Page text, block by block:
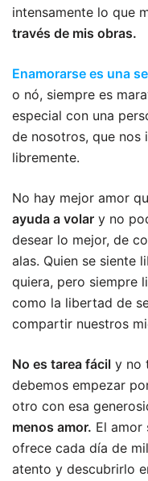
intensamente lo que
través de mis obras.
Enamorarse es una
o nó, siempre es
especial con una
de nosotros, que nos
libremente.
No hay mejor amor
ayuda a volar y no
desear lo mejor, de
alas. Quien se siente
quiera, pero siempre
como la libertad de
compartir nuestros
No es tarea fácil y no
debemos empezar
otro con esa
menos amor. El amor
ofrece cada día de
atento y descubrirlo